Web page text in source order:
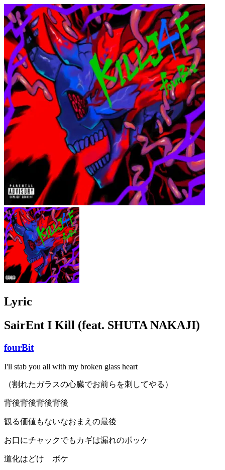
Lyric
SairEnt I Kill (feat. SHUTA NAKAJI)
fourBit
I'll stab you all with my broken glass heart
（割れたガラスの心臓でお前らを刺してやる）
背後背後背後背後
観る価値もないなおまえの最後
お口にチャックでもカギは漏れのポッケ
道化はどけ ボケ